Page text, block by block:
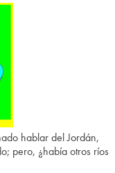
hablar del Jordán,
pero, ¿había otros ríos